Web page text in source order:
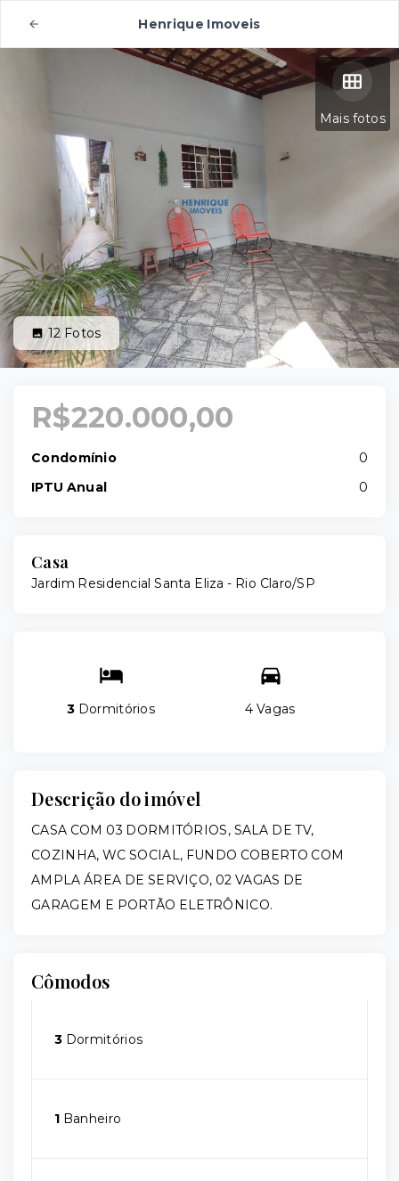
Henrique Imoveis
Mais fotos
12 Fotos
R$220.000,00
Condomínio
0
IPTU Anual
0
Casa
Jardim Residencial Santa Eliza - Rio Claro/SP
3 Dormitórios 4 Vagas
Descrição do imóvel
CASA COM 03 DORMITÓRIOS, SALA DE TV,
COZINHA, WC SOCIAL, FUNDO COBERTO COM
AMPLA ÁREA DE SERVIÇO, 02 VAGAS DE
GARAGEM E PORTÃO ELETRÔNICO.
Cômodos
3 Dormitórios
1 Banheiro